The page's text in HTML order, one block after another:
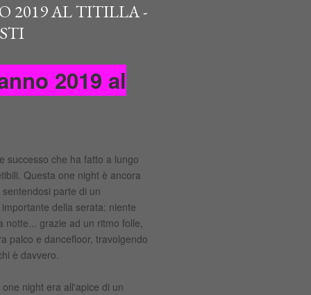
2019 AL TITILLA -
2019 al
successo che ha fatto a lungo
Questa one night è ancora
parte di un
della serata: niente
notte... grazie ad un ritmo folle,
palco e dancefloor, travolgendo
è davvero.
night era all'apice di un